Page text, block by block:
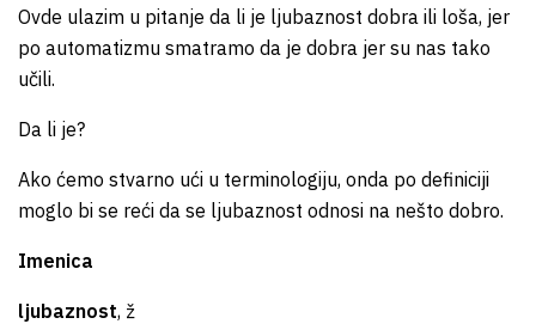
Ovde ulazim u pitanje da li je ljubaznost dobra ili loša, jer
po automatizmu smatramo da je dobra jer su nas tako
učili.
Da li je?
Ako ćemo stvarno ući u terminologiju, onda po definiciji
moglo bi se reći da se ljubaznost odnosi na nešto dobro.
Imenica
ljubaznost, ž